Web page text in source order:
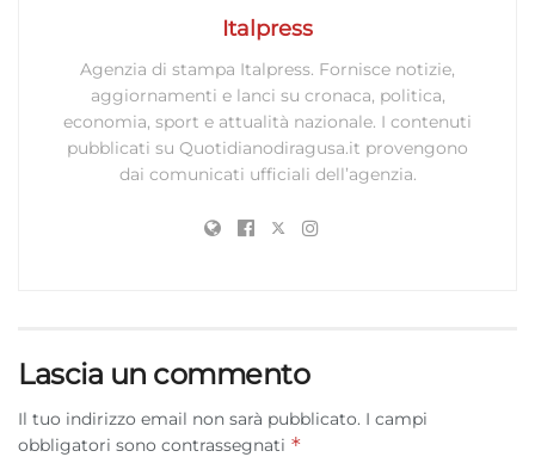
Italpress
Agenzia di stampa Italpress. Fornisce notizie,
aggiornamenti e lanci su cronaca, politica,
economia, sport e attualità nazionale. I contenuti
pubblicati su Quotidianodiragusa.it provengono
dai comunicati ufficiali dell’agenzia.
Lascia un commento
Il tuo indirizzo email non sarà pubblicato. I campi
obbligatori sono contrassegnati *